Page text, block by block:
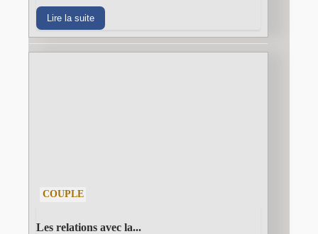
Lire la suite
COUPLE
Les relations avec la...